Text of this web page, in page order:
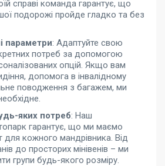
справі команда гарантує, що
подорожі пройде гладко та без
параметри: Адаптуйте свою
потреб за допомогою
опцій. Якщо вам
допомога в інвалідному
поводження з багажем, ми
яких потреб: Наш
гарантує, що ми маємо
для кожного мандрівника. Від
до просторих мінівенів – ми
групи будь-якого розміру.